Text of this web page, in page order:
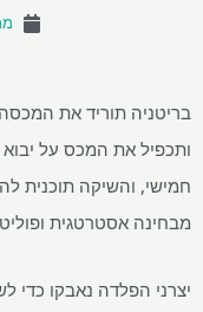
מרץ
בריטניה תוריד את
ותכפיל את המכס על
חמישי, והשיקה תוכנית
מבחינה אסטרטגית
יצרני הפלדה נאבקו